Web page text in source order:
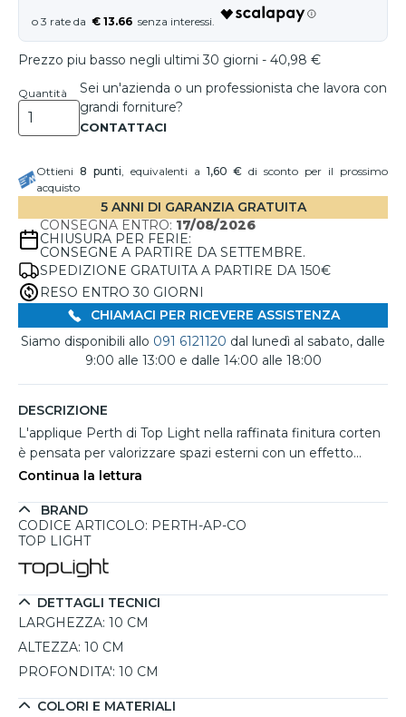
€ 13.66
Prezzo piu basso negli ultimi 30 giorni - 40,98 €
Quantità
Sei un'azienda o un professionista che lavora con
grandi forniture?
Ottieni 8 punti, equivalenti a 1,60 € di sconto per il prossimo
acquisto
5 ANNI DI GARANZIA GRATUITA
CONSEGNA ENTRO: 17/08/2026
CHIUSURA PER FERIE:
CONSEGNE A PARTIRE DA SETTEMBRE.
SPEDIZIONE GRATUITA A PARTIRE DA 150€
RESO ENTRO 30 GIORNI
CHIAMACI PER RICEVERE ASSISTENZA
Siamo disponibili allo 091 6121120 dal lunedì al sabato, dalle
9:00 alle 13:00 e dalle 14:00 alle 18:00
DESCRIZIONE
L'applique Perth di Top Light nella raffinata finitura corten
è pensata per valorizzare spazi esterni con un effetto
materico dal forte impatto estetico. La particolare tonalità
architettonico contemporaneo, risultando molto
apprezzata per facciate, giardini, porticati e terrazze dove
struttura cubica da 10x10 cm in pressofusione di alluminio
integra un LED da 10W con doppia emissione luminosa
verso l'alto e il basso, ideale per decorare le pareti con fasci
personalizzabili grazie alle alette orientabili. La selezione
della luce 3000K o 4000K permette di adattare
l'illuminazione al contesto, mentre il grado IP65 garantisce
Continua la lettura
BRAND
CODICE ARTICOLO: PERTH-AP-CO
TOP LIGHT
DETTAGLI TECNICI
LARGHEZZA: 10 CM
ALTEZZA: 10 CM
PROFONDITA': 10 CM
COLORI E MATERIALI